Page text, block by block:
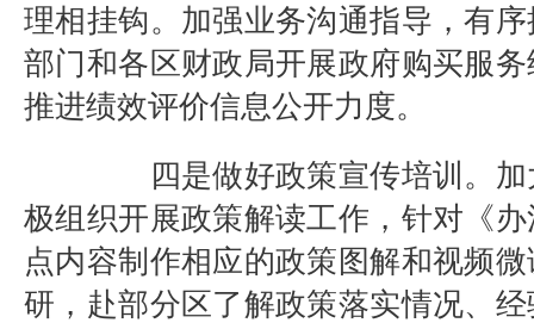
理相挂钩。 加强业务沟通指导，有
部门和各区财政局开展政府购买服
推进绩效评价信息公开力度。
四是做好政策宣传培训。
极组织开展政策解读工作，针对 《
点内容制作相应的政策图解和视频
研，赴部分区了解政策落实情况、